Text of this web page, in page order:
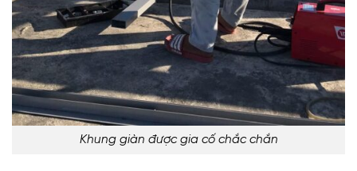
Khung giàn được gia cố chắc chắn